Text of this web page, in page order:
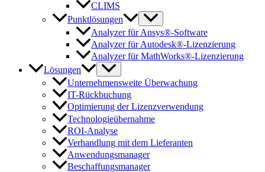
CLIMS
Punktlösungen
Analyzer für Ansys®-Software
Analyzer für Autodesk®-Lizenzierung
Analyzer für MathWorks®-Lizenzierung
Lösungen
Unternehmensweite Überwachung
IT-Rückbuchung
Optimierung der Lizenzverwendung
Technologieübernahme
ROI-Analyse
Verhandlung mit dem Lieferanten
Anwendungsmanager
Beschaffungsmanager